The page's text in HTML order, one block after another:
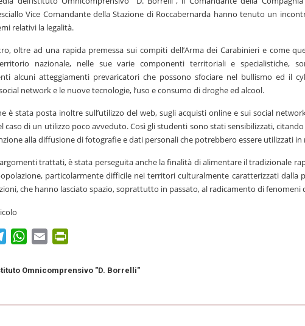
Vice Comandante della Stazione di Roccabernarda hanno tenuto un
relativi la legalità.
oltre ad una rapida premessa sui compiti dell’Arma dei Carabinieri e come
nazionale, nelle sue varie componenti territoriali e specialistiche,
alcuni atteggiamenti prevaricatori che possono sfociare nel bullismo ed il
network e le nuove tecnologie, l’uso e consumo di droghe ed alcool.
è stata posta inoltre sull’utilizzo del web, sugli acquisti online e sui social
caso di un utilizzo poco avveduto. Così gli studenti sono stati sensibilizzati,
alla diffusione di fotografie e dati personali che potrebbero essere utilizzati
trattati, è stata perseguita anche la finalità di alimentare il tradizionale
particolarmente difficile nei territori culturalmente caratterizzati dalla
che hanno lasciato spazio, soprattutto in passato, al radicamento di fenomeni
TelegramWhatsApp
Email
Omnicomprensivo "D. Borrelli"